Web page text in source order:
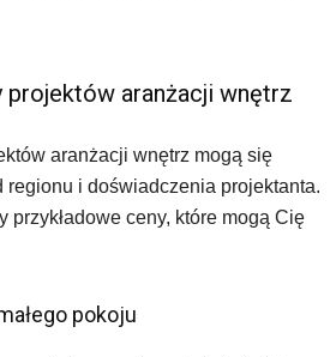
projektów aranżacji wnętrz
aranżacji wnętrz mogą się
regionu i doświadczenia projektanta.
przykładowe ceny, które mogą Cię
pokoju